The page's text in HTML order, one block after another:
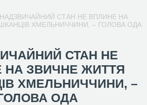
НАДЗВИЧАЙНИЙ СТАН НЕ ВПЛИНЕ НА
ХМЕЛЬНИЧЧИНИ, – ГОЛОВА ОДА
СТАН НЕ
НА ЗВИЧНЕ ЖИТТЯ
ХМЕЛЬНИЧЧИНИ, –
ОДА